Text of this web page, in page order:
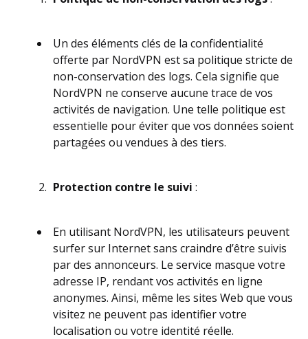
Un des éléments clés de la confidentialité
offerte par NordVPN est sa politique stricte de
non-conservation des logs. Cela signifie que
NordVPN ne conserve aucune trace de vos
activités de navigation. Une telle politique est
essentielle pour éviter que vos données soient
partagées ou vendues à des tiers.
Protection contre le suivi :
En utilisant NordVPN, les utilisateurs peuvent
surfer sur Internet sans craindre d’être suivis
par des annonceurs. Le service masque votre
adresse IP, rendant vos activités en ligne
anonymes. Ainsi, même les sites Web que vous
visitez ne peuvent pas identifier votre
localisation ou votre identité réelle.